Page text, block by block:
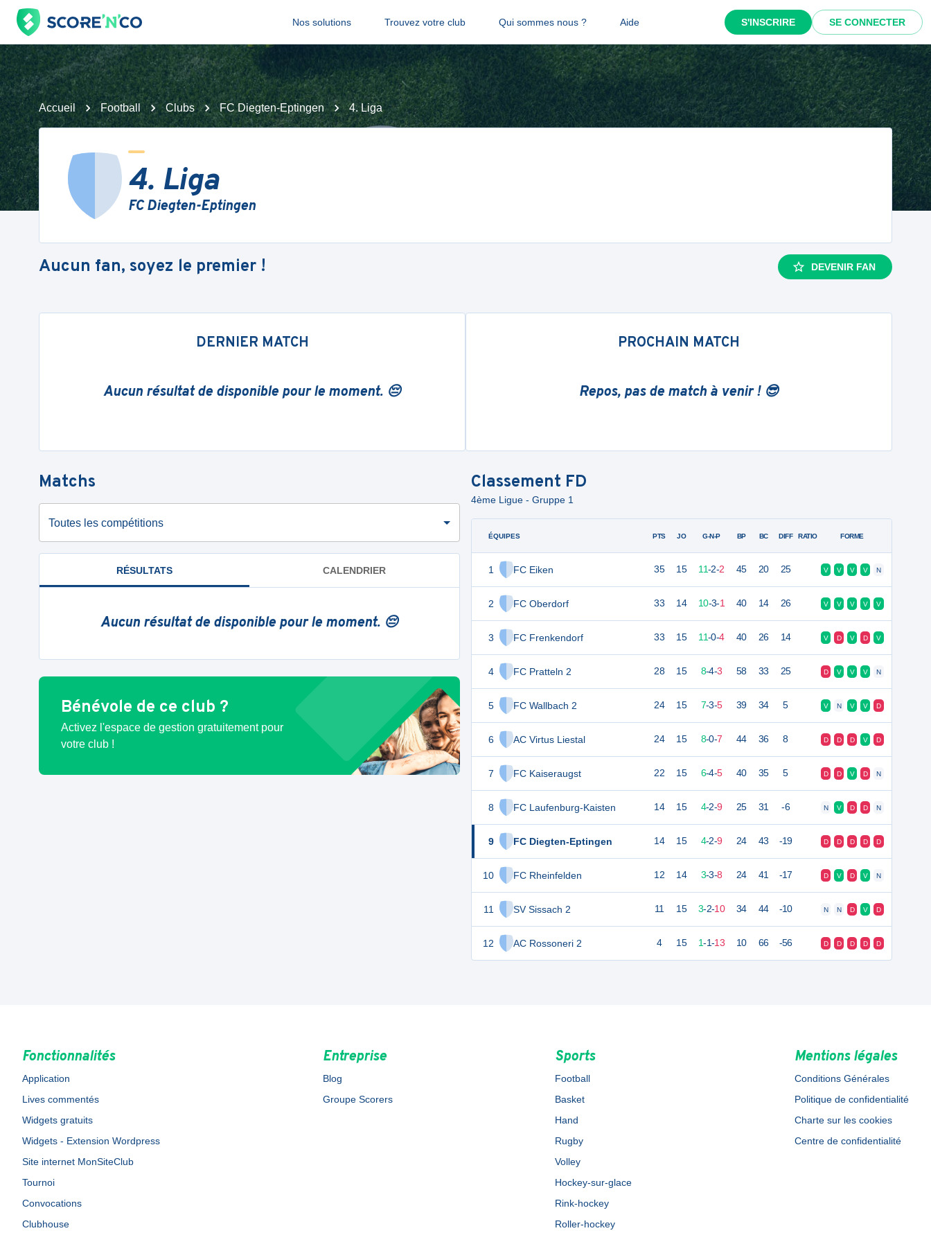
Nos solutions Trouvez votre club Qui sommes nous ? Aide S'INSCRIRE SE CONNECTER
Accueil Football Clubs FC Diegten-Eptingen 4. Liga
4. Liga
FC Diegten-Eptingen
Aucun fan, soyez le premier ! DEVENIR FAN
DERNIER MATCH
Aucun résultat de disponible pour le moment. 😔
PROCHAIN MATCH
Repos, pas de match à venir ! 😎
Matchs
Toutes les compétitions
RÉSULTATS CALENDRIER
Aucun résultat de disponible pour le moment. 😔
Bénévole de ce club ?
Activez l'espace de gestion gratuitement pour
votre club !
Classement FD
4ème Ligue - Gruppe 1
ÉQUIPES
1 FC Eiken
2 FC Oberdorf
3 FC Frenkendorf
4 FC Pratteln 2
5 FC Wallbach 2
6 AC Virtus Liestal
7 FC Kaiseraugst
8 FC Laufenburg-Kaisten
9 FC Diegten-Eptingen
10 FC Rheinfelden
11 SV Sissach 2
12 AC Rossoneri 2
PTS JO G-N-P BP BC DIFF RATIO FORME
35 15 11-2-2 45 20 25 V V V V N
33 14 10-3-1 40 14 26 V V V V V
33 15 11-0-4 40 26 14 V D V D V
28 15 8-4-3 58 33 25 D V V V N
24 15 7-3-5 39 34 5 V N V V D
24 15 8-0-7 44 36 8 D D D V D
22 15 6-4-5 40 35 5 D D V D N
14 15 4-2-9 25 31 -6 N V D D N
14 15 4-2-9 24 43 -19 D D D D D
12 14 3-3-8 24 41 -17 D V D V N
11 15 3-2-10 34 44 -10 N N D V D
4 15 1-1-13 10 66 -56 D D D D D
Fonctionnalités
Application
Lives commentés
Widgets gratuits
Widgets - Extension Wordpress
Site internet MonSiteClub
Tournoi
Convocations
Clubhouse
Entreprise
Blog
Groupe Scorers
Sports
Football
Basket
Hand
Rugby
Volley
Hockey-sur-glace
Rink-hockey
Roller-hockey
Mentions légales
Conditions Générales
Politique de confidentialité
Charte sur les cookies
Centre de confidentialité